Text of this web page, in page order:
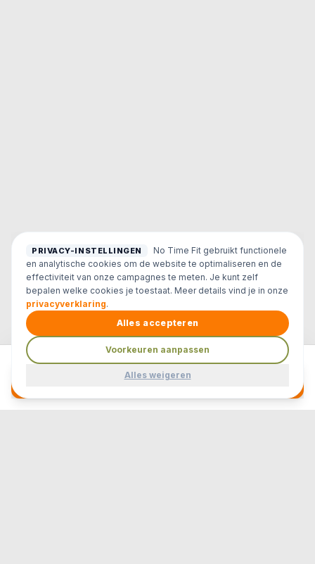
PRIVACY-INSTELLINGEN
No Time Fit gebruikt functionele
en analytische cookies om de website te optimaliseren en de
effectiviteit van onze campagnes te meten. Je kunt zelf
bepalen welke cookies je toestaat. Meer details vind je in onze
privacyverklaring.
Alles weigeren
Voorkeuren aanpassen
Alles accepteren
Gratis Proeftraining Aanvragen